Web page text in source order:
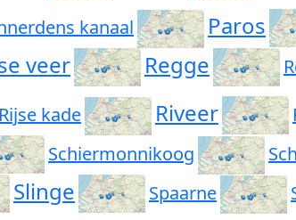
kanaal Paros
veer Regge
Rijse kade Riveer
Schiermonnikoog
Slinge Spaarne